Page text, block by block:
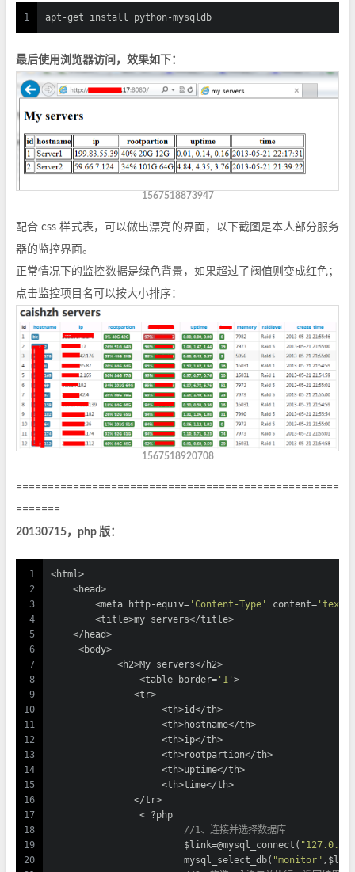
1 apt-get install python-mysqldb
最后使用浏览器访问，效果如下：
1567518873947
配合 css 样式表，可以做出漂亮的界面，以下截图是本人部分服务
器的监控界面。
正常情况下的监控数据是绿色背景，如果超过了阀值则变成红色；
点击监控项目名可以按大小排序：
1567518920708
===================================================
=======
20130715，php 版：
1
2
3
4
5
6
7
8
9
10
11
12
13
14
15
16
17
18
19
20
<html>
    <head>
        <meta http-equiv=
'Content-Type' content= 'text/
        <title>my servers</title>
    </head>
     <body>
            <h2>My servers</h2>
		<table border=
'1' >
               <tr>
                    <th>id</th>
                    <th>hostname</th>
                    <th>ip</th>
                    <th>rootpartion</th>
                    <th>uptime</th>
                    <th>time</th>
               </tr>
		< ?php
//1、连接并选择数据库
			$link=@mysql_connect(
			mysql_select_db(
"monitor"